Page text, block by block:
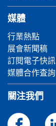
媒體
行業熱點
展會新聞稿
訂閱電子快訊
媒體合作査詢
關注我們